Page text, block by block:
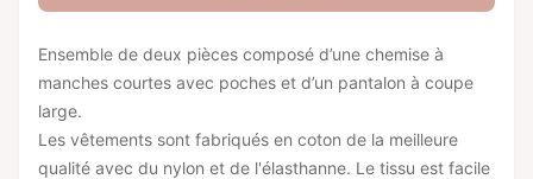
Ensemble de deux pièces composé d’une chemise à
manches courtes avec poches et d’un pantalon à coupe
large.
Les vêtements sont fabriqués en coton de la meilleure
qualité avec du nylon et de l'élasthanne. Le tissu est facile